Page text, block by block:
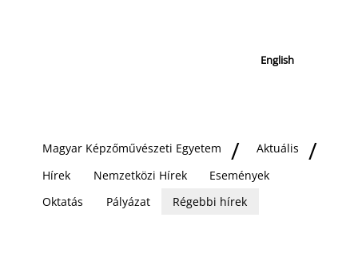
English
Magyar Képzőművészeti Egyetem
Aktuális
Hírek
Nemzetközi Hírek
Események
Oktatás
Pályázat Régebbi hírek